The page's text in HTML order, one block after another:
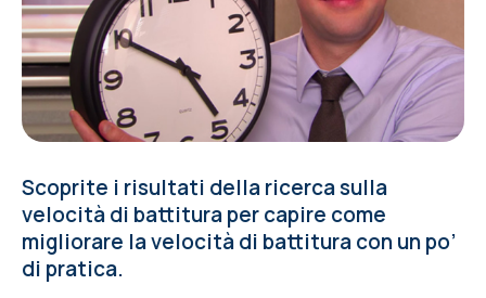
Scoprite i risultati della ricerca sulla
velocità di battitura per capire come
migliorare la velocità di battitura con un po’
di pratica.